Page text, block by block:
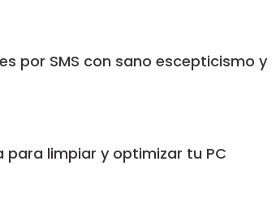
por SMS con sano escepticismo y
para limpiar y optimizar tu PC